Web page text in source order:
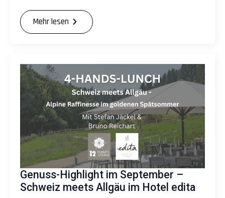
Mehr lesen
Genuss-Highlight im September –
Schweiz meets Allgäu im Hotel edita